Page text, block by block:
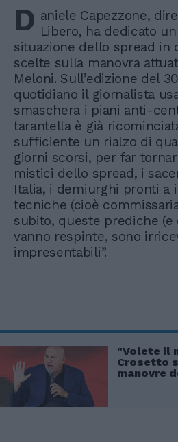
D aniele Capezzone,
Libero, ha dedicato
situazione dello spread in
scelte sulla manovra
Meloni. Sull’edizione del
quotidiano il giornalista
smaschera i piani anti-
tarantella è già
sufficiente un rialzo di
giorni scorsi, per far
mistici dello spread, i
Italia, i demiurghi pronti a
tecniche (cioè
subito, queste prediche
vanno respinte, sono
impresentabili”.
"Volete il
Crosetto
manovre